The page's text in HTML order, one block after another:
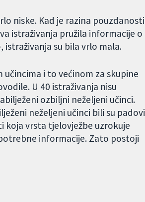
niske. Kad je razina pouzdanosti
istraživanja pružila informacije o
su bila vrlo mala.
i to većinom za skupine
U 40 istraživanja nisu
ozbiljni neželjeni učinci.
neželjeni učinci bili su padovi
koja vrsta tjelovježbe uzrokuje
informacije. Zato postoji